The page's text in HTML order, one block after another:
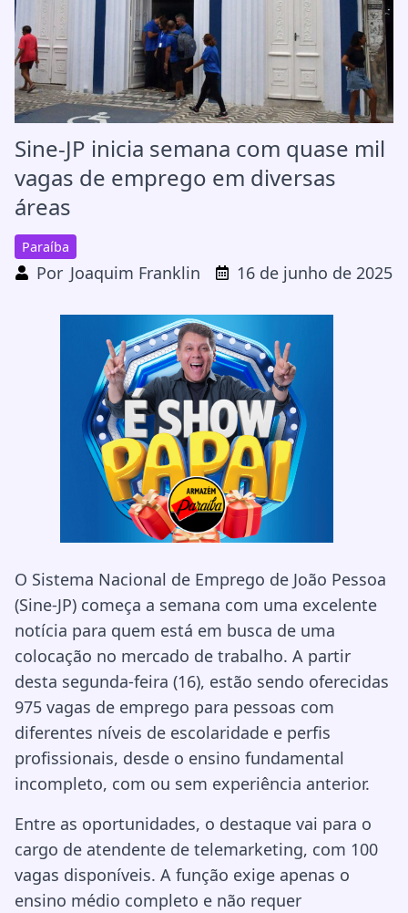
Sine-JP inicia semana com quase mil
vagas de emprego em diversas
áreas
Paraíba
Por Joaquim Franklin 16 de junho de 2025
O Sistema Nacional de Emprego de João Pessoa
(Sine-JP) começa a semana com uma excelente
notícia para quem está em busca de uma
colocação no mercado de trabalho. A partir
desta segunda-feira (16), estão sendo oferecidas
975 vagas de emprego para pessoas com
diferentes níveis de escolaridade e perfis
profissionais, desde o ensino fundamental
incompleto, com ou sem experiência anterior.
Entre as oportunidades, o destaque vai para o
cargo de atendente de telemarketing, com 100
vagas disponíveis. A função exige apenas o
ensino médio completo e não requer